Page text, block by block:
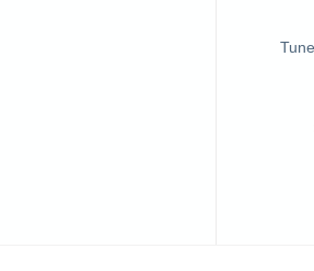
JBL אוזניות אלחוטיות Tune